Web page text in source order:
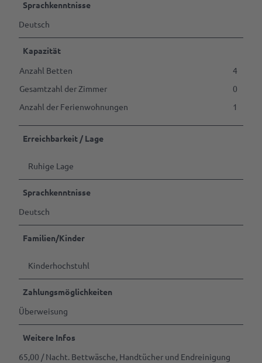
Gastgeber
Sprachkenntnisse
Deutsch
Kapazität
Anzahl Betten
4
Gesamtzahl der Zimmer
0
Anzahl der Ferienwohnungen
1
Erreichbarkeit / Lage
Ruhige Lage
Sprachkenntnisse
Deutsch
Familien/Kinder
Kinderhochstuhl
Zahlungsmöglichkeiten
Überweisung
Weitere Infos
65,00 / Nacht. Bettwäsche, Handtücher und Endreinigung